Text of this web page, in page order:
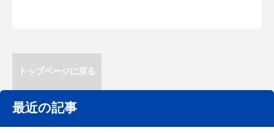
トップページに戻る
最近の記事